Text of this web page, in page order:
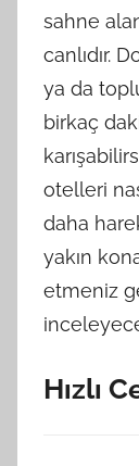
sahne
canlıdır.
ya da
birkaç
otelleri
daha
yakın
etmeniz
Hızlı